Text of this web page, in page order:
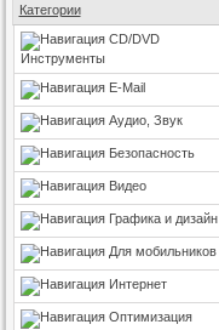
Категории
CD/DVD
Инструменты
E-Mail
Аудио, Звук
Безопасность
Видео
Графика и дизайн
Для мобильников
Интернет
Оптимизация